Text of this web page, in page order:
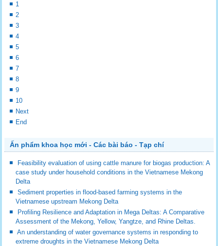
1
2
3
4
5
6
7
8
9
10
Next
End
Ấn phẩm khoa học mới - Các bài báo - Tạp chí
Feasibility evaluation of using cattle manure for biogas production: A
case study under household conditions in the Vietnamese Mekong
Delta
Sediment properties in flood-based farming systems in the
Vietnamese upstream Mekong Delta
Profiling Resilience and Adaptation in Mega Deltas: A Comparative
Assessment of the Mekong, Yellow, Yangtze, and Rhine Deltas.
An understanding of water governance systems in responding to
extreme droughts in the Vietnamese Mekong Delta